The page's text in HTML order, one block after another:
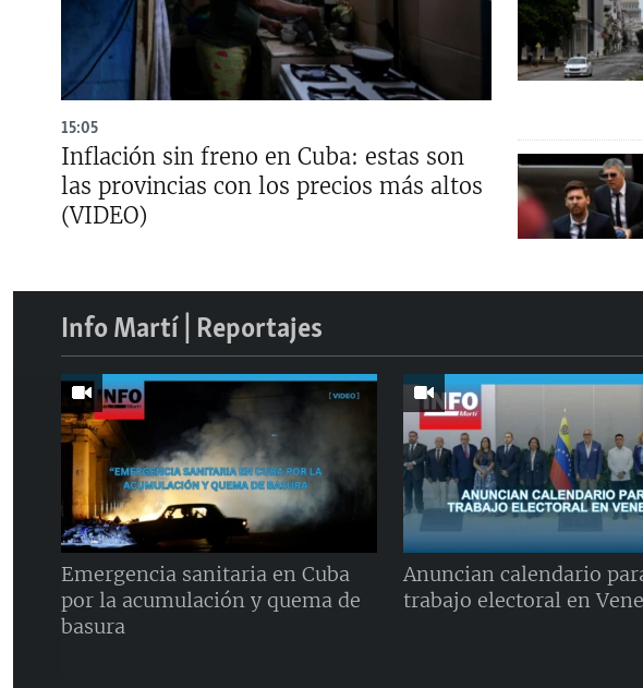
15:05
Inflación sin freno en Cuba: estas son
las provincias con los precios más altos
(VIDEO)
Info Martí | Reportajes
Emergencia sanitaria en Cuba
por la acumulación y quema de
basura
Anuncian calendario
trabajo electoral en